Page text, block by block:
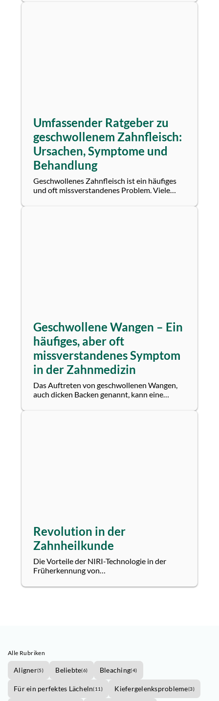
Umfassender Ratgeber zu
geschwollenem Zahnfleisch:
Ursachen, Symptome und
Behandlung
Geschwollenes Zahnfleisch ist ein häufiges
und oft missverstandenes Problem. Viele
Geschwollene Wangen – Ein
häufiges, aber oft
missverstandenes Symptom
in der Zahnmedizin
Das Auftreten von geschwollenen Wangen,
auch dicken Backen genannt, kann eine
Revolution in der
Zahnheilkunde
Die Vorteile der NIRI-Technologie in der
Früherkennung von
ohne RöntgenstrahlungDie...
Alle Rubriken
Aligner(5) Beliebte(6) Bleaching(4)
Für ein perfektes Lächeln(11 ) Kiefergelenksprobleme(3)